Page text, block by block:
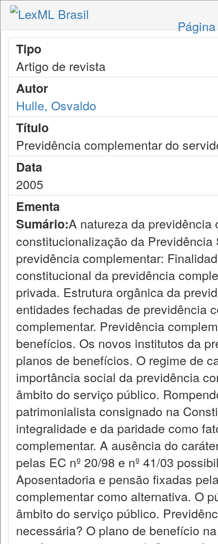
Tipo
Artigo de revista
Autor
Hulle, Osvaldo
Título
Previdência complementar do
Data
2005
Ementa
Sumário:A natureza da
constitucionalização da
previdência complementar:
constitucional da previdência
privada. Estrutura orgânica da
entidades fechadas de previdência
complementar. Previdência
benefícios. Os novos institutos da
planos de benefícios. O regime de
importância social da previdência
âmbito do serviço público.
patrimonialista consignado na
integralidade e da paridade como
complementar. A ausência do
pelas EC nº 20/98 e nº 41/03
Aposentadoria e pensão fixadas
complementar como alternativa. O
âmbito do serviço público.
necessária? O plano de benefício